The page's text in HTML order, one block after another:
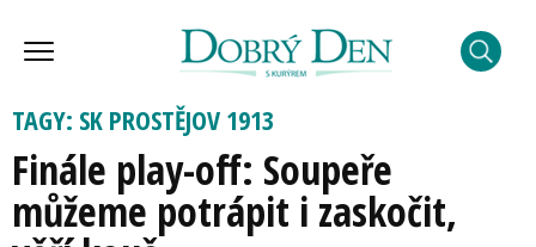
TAGY: SK PROSTĚJOV 1913
Finále play-off: Soupeře
můžeme potrápit i zaskočit,